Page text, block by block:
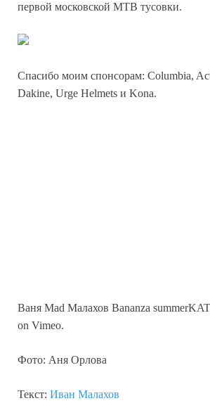
первой московской MTB тусовки.
Спасибо моим спонсорам: Columbia,
Dakine, Urge Helmets и Kona.
Ваня Mad Малахов Bananza
on Vimeo.
Фото: Аня Орлова
Текст: Иван Малахов